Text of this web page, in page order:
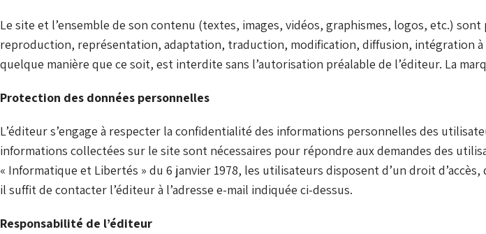
Le site et l’ensemble de son contenu (textes, images, vidéos, graphismes, logos, etc.)
reproduction, représentation, adaptation, traduction, modification, diffusion, intégration
quelque manière que ce soit, est interdite sans l’autorisation préalable de l’éditeur. La
Protection des données personnelles
L’éditeur s’engage à respecter la confidentialité des informations personnelles des
informations collectées sur le site sont nécessaires pour répondre aux demandes des
« Informatique et Libertés » du 6 janvier 1978, les utilisateurs disposent d’un droit
il suffit de contacter l’éditeur à l’adresse e-mail indiquée ci-dessus.
Responsabilité de l’éditeur